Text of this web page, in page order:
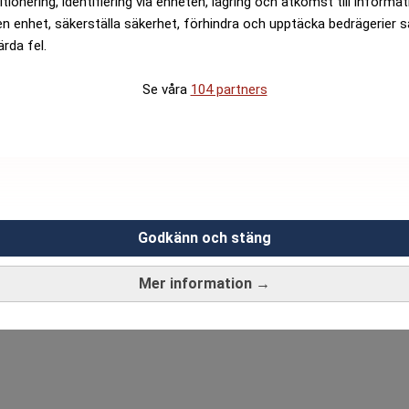
enhet, säkerställa säkerhet, förhindra och upptäcka bedrägerier
fel.
Se våra 104 partners
Mer information →
Godkänn och stäng